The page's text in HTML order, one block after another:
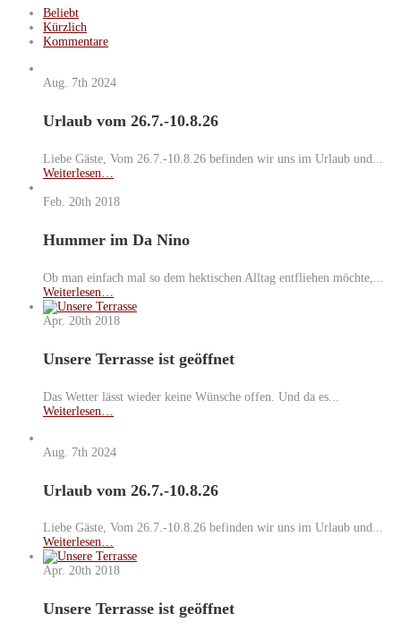
Beliebt
Kürzlich
Kommentare
Aug. 7th 2024
Urlaub vom 26.7.-10.8.26
Liebe Gäste, Vom 26.7.-10.8.26 befinden wir uns im Urlaub und...
Weiterlesen…
Feb. 20th 2018
Hummer im Da Nino
Ob man einfach mal so dem hektischen Alltag entfliehen möchte,...
Weiterlesen…
Apr. 20th 2018
Unsere Terrasse ist geöffnet
Das Wetter lässt wieder keine Wünsche offen. Und da es...
Weiterlesen…
Aug. 7th 2024
Urlaub vom 26.7.-10.8.26
Liebe Gäste, Vom 26.7.-10.8.26 befinden wir uns im Urlaub und...
Weiterlesen…
Apr. 20th 2018
Unsere Terrasse ist geöffnet